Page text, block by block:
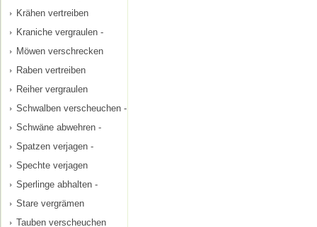
Krähen vertreiben
Kraniche vergraulen -
Möwen verschrecken
Raben vertreiben
Reiher vergraulen
Schwalben verscheuchen -
Schwäne abwehren -
Spatzen verjagen -
Spechte verjagen
Sperlinge abhalten -
Stare vergrämen
Tauben verscheuchen